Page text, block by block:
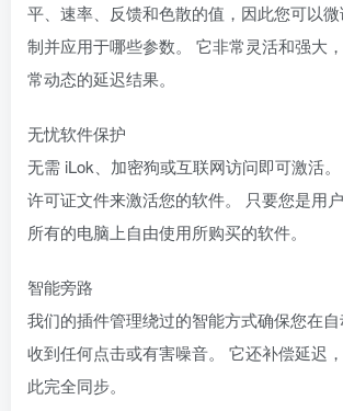
平、速率、反馈和色散的值，因此您可以
制并应用于哪些参数。 它非常灵活和强大
常动态的延迟结果。
无忧软件保护
无需 iLok、加密狗或互联网访问即可激活
许可证文件来激活您的软件。 只要您是用
所有的电脑上自由使用所购买的软件。
智能旁路
我们的插件管理绕过的智能方式确保您在
收到任何点击或有害噪音。 它还补偿延迟
此完全同步。